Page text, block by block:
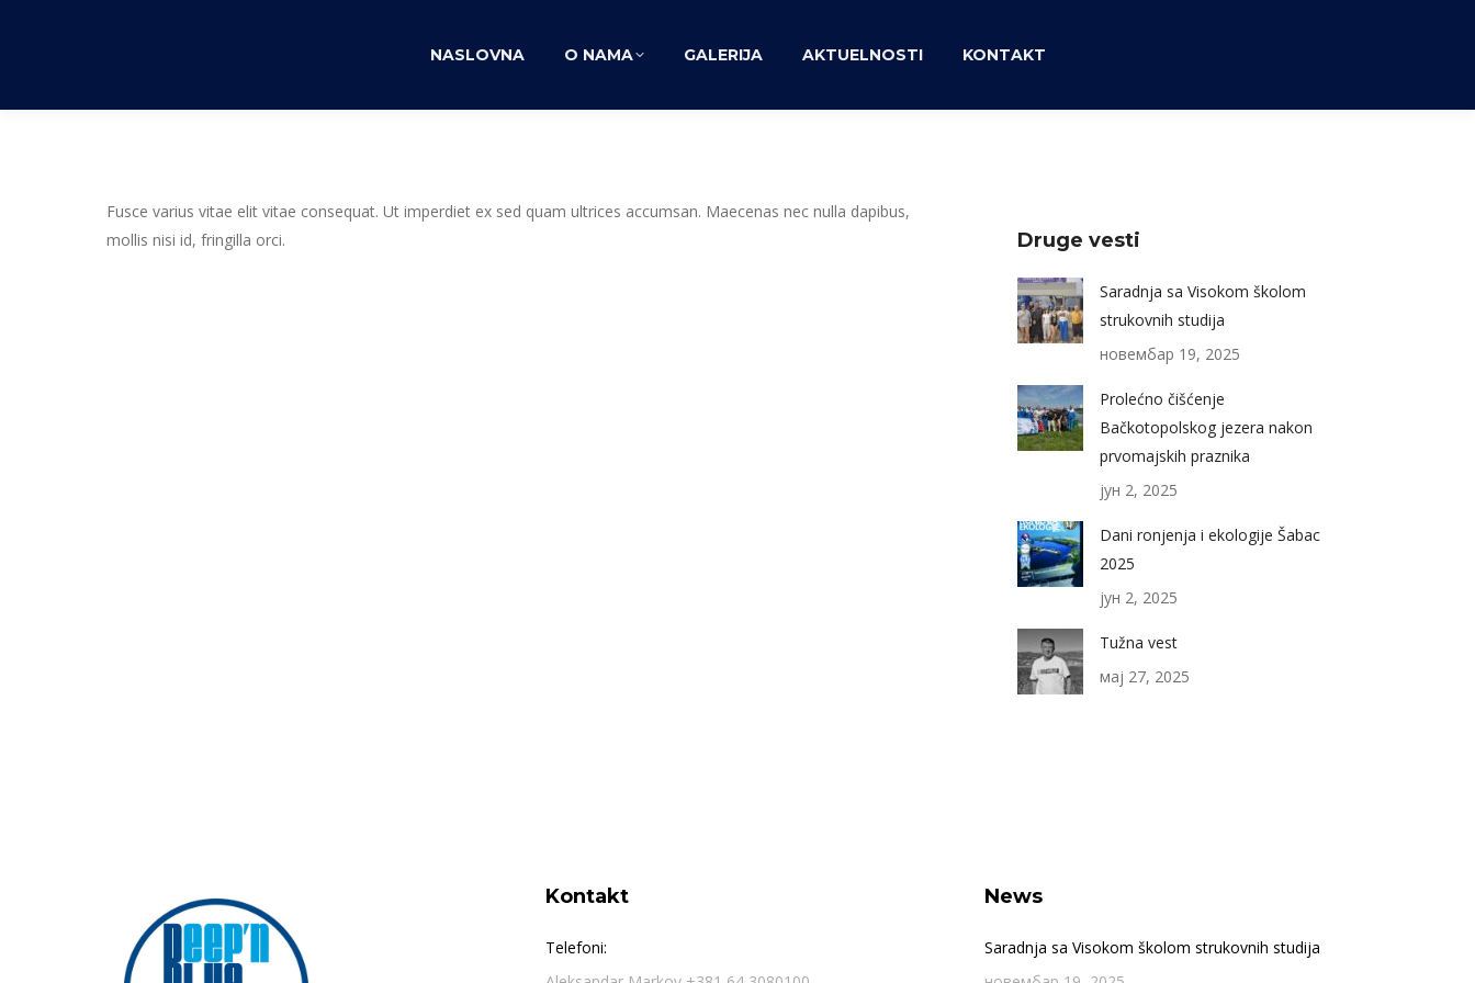
NASLOVNA O NAMA GALERIJA AKTUELNOSTI KONTAKT
Fusce varius vitae elit vitae consequat. Ut imperdiet ex sed quam ultrices accumsan. Maecenas nec nulla dapibus,
mollis nisi id, fringilla orci.
Druge vesti
Saradnja sa Visokom školom
strukovnih studija
новембар 19, 2025
Prolećno čišćenje
Bačkotopolskog jezera nakon
prvomajskih praznika
јун 2, 2025
Dani ronjenja i ekologije Šabac
2025
јун 2, 2025
Tužna vest
мај 27, 2025
Kontakt
Telefoni:
News
Saradnja sa Visokom školom strukovnih studija